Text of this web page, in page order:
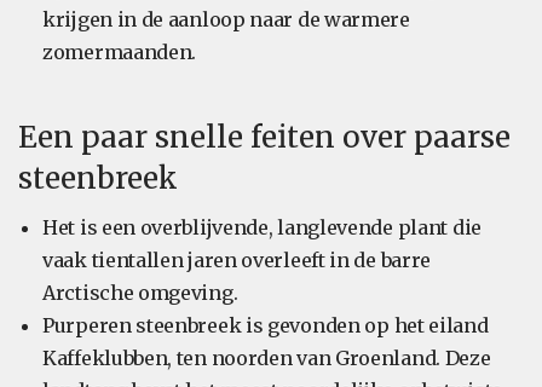
krijgen in de aanloop naar de warmere
zomermaanden.
Een paar snelle feiten over paarse
steenbreek
Het is een overblijvende, langlevende plant die
vaak tientallen jaren overleeft in de barre
Arctische omgeving.
Purperen steenbreek is gevonden op het eiland
Kaffeklubben, ten noorden van Groenland. Deze